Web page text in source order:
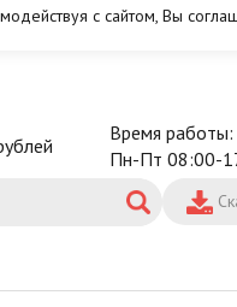
с сайтом, Вы
Время работы:
Пн-Пт 08:00-